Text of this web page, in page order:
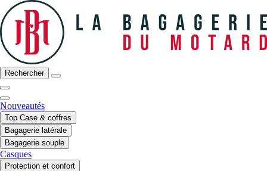
Rechercher
Nouveautés
Top Case & coffres
Bagagerie latérale
Bagagerie souple
Casques
Protection et confort